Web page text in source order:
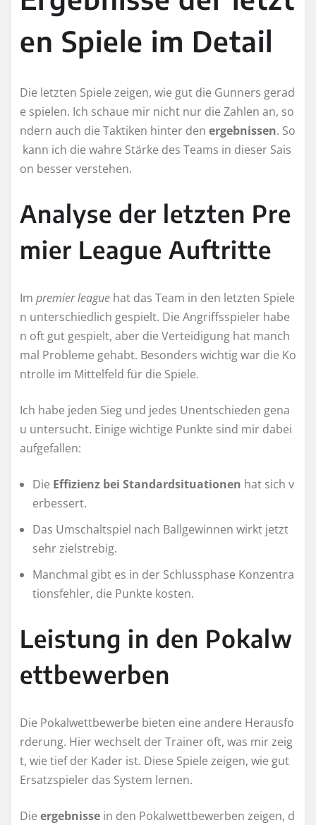
en Spiele im Detail
Die letzten Spiele zeigen, wie gut die Gunners gerad
e spielen. Ich schaue mir nicht nur die Zahlen an, so
ndern auch die Taktiken hinter den ergebnissen. So
kann ich die wahre Stärke des Teams in dieser Sais
on besser verstehen.
Analyse der letzten Pre
mier League Auftritte
Im premier league hat das Team in den letzten Spiele
n unterschiedlich gespielt. Die Angriffsspieler habe
n oft gut gespielt, aber die Verteidigung hat manch
mal Probleme gehabt. Besonders wichtig war die Ko
ntrolle im Mittelfeld für die Spiele.
Ich habe jeden Sieg und jedes Unentschieden gena
u untersucht. Einige wichtige Punkte sind mir dabei
aufgefallen:
Die Effizienz bei Standardsituationen hat sich v
erbessert.
Das Umschaltspiel nach Ballgewinnen wirkt jetzt
sehr zielstrebig.
Manchmal gibt es in der Schlussphase Konzentra
tionsfehler, die Punkte kosten.
Leistung in den Pokalw
ettbewerben
Die Pokalwettbewerbe bieten eine andere Herausfo
rderung. Hier wechselt der Trainer oft, was mir zeig
t, wie tief der Kader ist. Diese Spiele zeigen, wie gut
Ersatzspieler das System lernen.
Die ergebnisse in den Pokalwettbewerben zeigen, d